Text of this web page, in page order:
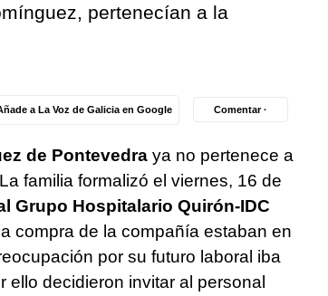
pertenecían a la
a La Voz de Galicia en Google Comentar ·
de Pontevedraya no pertenece a
familia formalizó el viernes, 16 de
Grupo Hospitalario Quirón-IDC
compra de la compañía estaban en
por su futuro laboral iba
ello decidieron invitar al personal